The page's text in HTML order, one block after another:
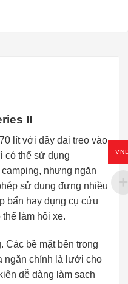
II
lít với dây đai treo vào
có thể sử dụng
nhưng ngăn
sử dụng đựng nhiều
bẩn hay dụng cụ cứu
làm hôi xe.
Các bề mặt bên trong
ngăn chính là lưới cho
dễ dàng làm sạch